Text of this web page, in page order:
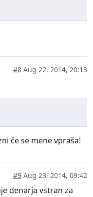
#8 Aug 22, 2014, 20:13
če se mene vpraša!
#9 Aug 23, 2014, 09:42
denarja vstran za